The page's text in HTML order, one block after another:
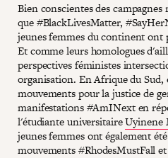
Bien conscientes des
que #BlackLivesMatter,
jeunes femmes du continent ont
Et comme leurs homologues
perspectives féministes
organisation. En Afrique du Sud,
mouvements pour la justice de
manifestations #AmINext en
l'étudiante universitaireUyinene
jeunes femmes ont également
mouvements #RhodesMustFall